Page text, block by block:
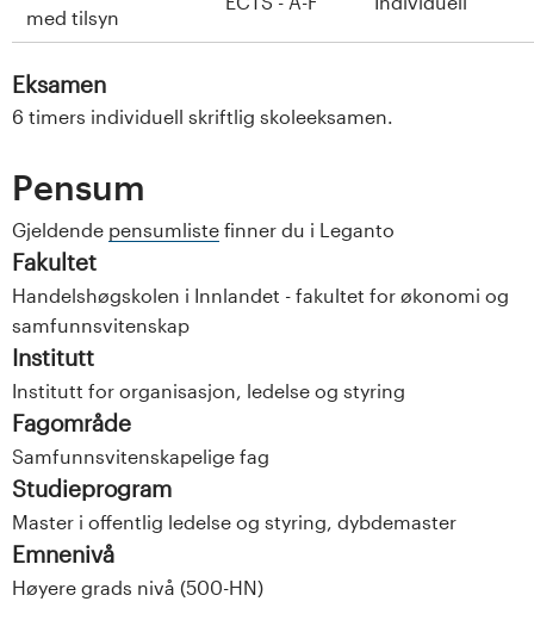
med tilsyn
Eksamen
6 timers individuell skriftlig skoleeksamen.
Pensum
Gjeldende pensumliste finner du i Leganto
Fakultet
Handelshøgskolen i Innlandet - fakultet for økonomi og
samfunnsvitenskap
Institutt
Institutt for organisasjon, ledelse og styring
Fagområde
Samfunnsvitenskapelige fag
Studieprogram
Master i offentlig ledelse og styring, dybdemaster
Emnenivå
Høyere grads nivå (500-HN)